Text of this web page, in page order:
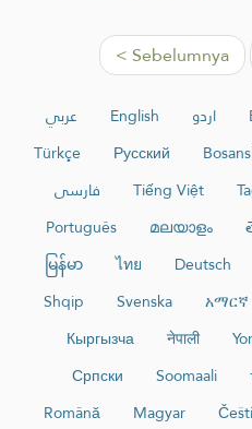
< Sebelumnya
عربي English اردو
Türkçe
Русский
فارسی
Tiếng Việt
Português
മലയാളം
မြန်မာ
ไทย Deutsch
Shqip
Svenska አማርኛ
Кыргызча
नेपाली
Српски
Soomaali
Română
Magyar